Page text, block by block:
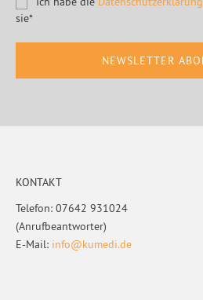
sie*
KONTAKT
Telefon: 07642 931024
(Anrufbeantworter)
E-Mail: info@kumedi.de